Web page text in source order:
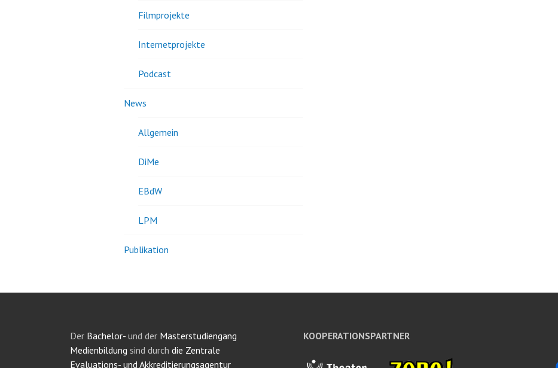
Filmprojekte
Internetprojekte
Podcast
News
Allgemein
DiMe
EBdW
LPM
Publikation
Der Bachelor- und der Masterstudiengang
Medienbildung sind durch die Zentrale
Evaluations- und Akkreditierungsagentur
KOOPERATIONSPARTNER